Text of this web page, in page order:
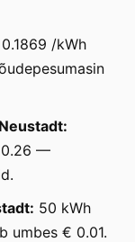
/kWh
0.26 —
50 kWh
umbes € 0.01.